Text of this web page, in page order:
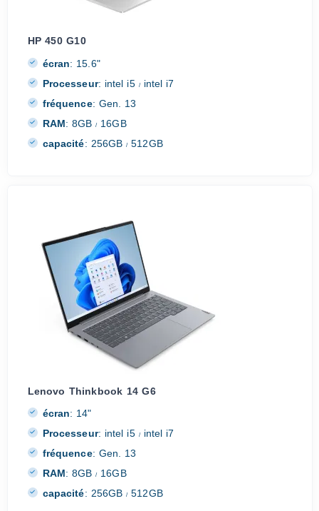
HP 450 G10
écran: 15.6"
Processeur: intel i5 /intel i7
fréquence: Gen. 13
RAM: 8GB/ 16GB
capacité: 256GB/ 512GB
Lenovo Thinkbook 14 G6
écran: 14"
Processeur: intel i5 /intel i7
fréquence: Gen. 13
RAM: 8GB/ 16GB
capacité: 256GB/ 512GB